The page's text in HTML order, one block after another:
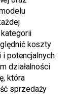
koszty
i potencjalnych
działalności
która
sprzedaży